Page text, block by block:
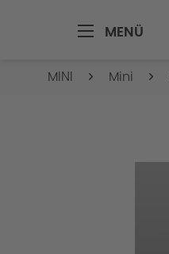
MENÜ
MINI Mini